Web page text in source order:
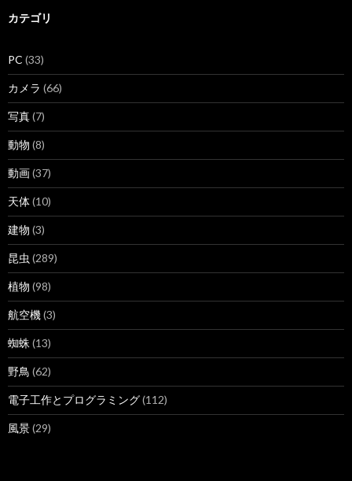
カテゴリ
PC (33)
カメラ (66)
写真(7)
動物 (8)
動画(37)
天体(10)
建物 (3)
昆虫 (289)
植物 (98)
航空機(3)
蜘蛛 (13)
野鳥 (62)
電子工作とプログラミング(112)
風景(29)